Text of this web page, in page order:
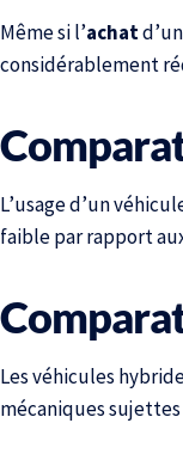
Même si l’achat
considérablement
L’usage d’un
faible par rapport
Les véhicules
mécaniques